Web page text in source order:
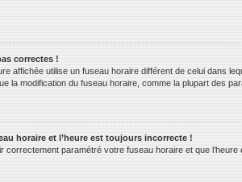
correctes !
affichée utilise un fuseau horaire différent de celui dans
la modification du fuseau horaire, comme la plupart des
horaire et l’heure est toujours incorrecte !
correctement paramétré votre fuseau horaire et que